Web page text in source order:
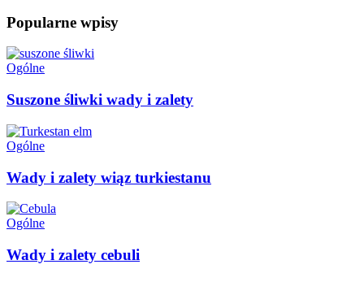
Popularne wpisy
Ogólne
Suszone śliwki wady i zalety
Ogólne
Wady i zalety wiąz turkiestanu
Ogólne
Wady i zalety cebuli